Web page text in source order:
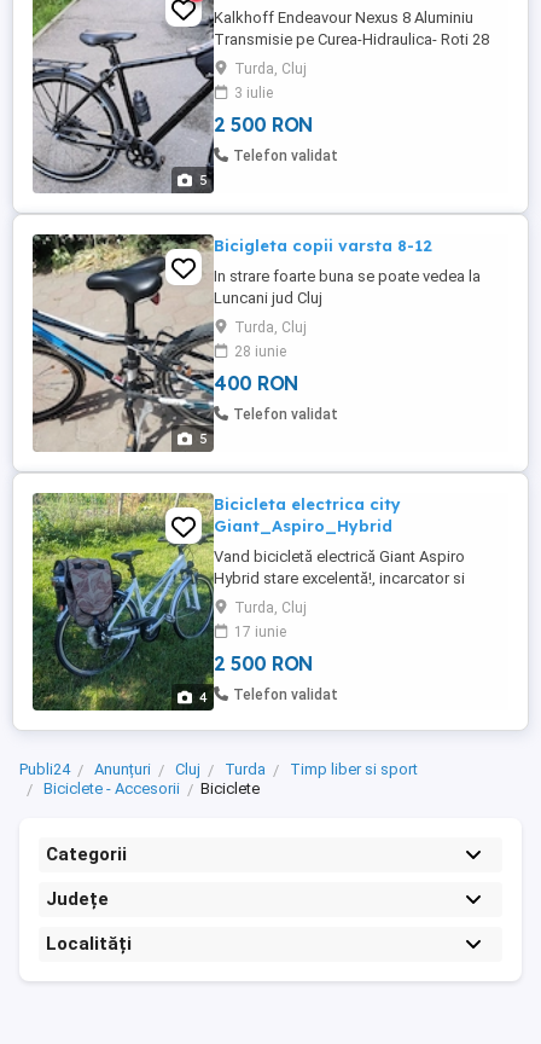
5
Kalkhoff Endeavour Nexus 8 Aluminiu
Transmisie pe Curea-Hidraulica- Roti 28
Jante Duble Cu Spite Negre Frana
Hidraulica Shimano Pe Disc Furca Cu
Suspensie Reglabila Si Blocabila
Transmisie Pe Curea Gates Din Carbon-
Fara Intretinere Viteze 8 In Butuc Shimano
Turda, Cluj
3 iulie
2 500 RON
Telefon validat
5
Bicigleta copii varsta 8-12
In strare foarte buna se poate vedea la
Luncani jud Cluj
Turda, Cluj
28 iunie
400 RON
Telefon validat
4
Bicicleta electrica city
Giant_Aspiro_Hybrid
Vand bicicletă electrică Giant Aspiro
Hybrid stare excelentă!, incarcator si
baterie Marca Model: Giant Aspiro Hybrid
Asistență electrică: Motor integrat
performant Baterie: Autonomie generoasă
ideală pentru deplasări urbane și ture mai
lungi Tip bicicletă: Hybrid perfectă pentru
Turda, Cluj
17 iunie
2 500 RON
Telefon validat
Publi24 Anunțuri Cluj Turda
Timp liber si sport
Biciclete - Accesorii
Biciclete
Categorii
Județe
Localități